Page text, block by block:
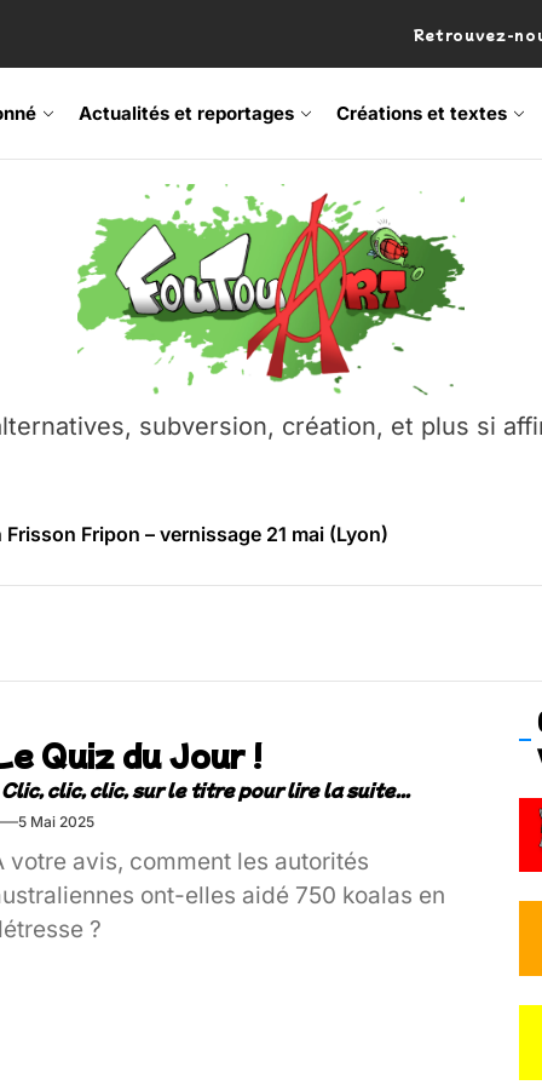
Retrouvez-
Actualités et reportages Créations et textes
subversion, création, et plus si
Fripon – vernissage 21 mai (Lyon)
Festival – Samedi 18 juillet (Vaulx-en-Velin)
– Ŝtono, un livre réalisé par Michaël Moretti & Pierre
contre l’A412 à l’Établi (Haute-Savoie)
Fripon – vernissage 21 mai (Lyon)
Festival – Samedi 18 juillet (Vaulx-en-Velin)
Quiz du Jour !
5 Mai 2025
votre avis, comment les autorités
ont-elles aidé 750 koalas en
?